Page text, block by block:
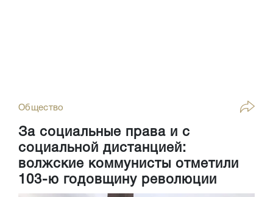
Общество
За социальные права и с
социальной дистанцией:
волжские коммунисты отметили
103-ю годовщину революции